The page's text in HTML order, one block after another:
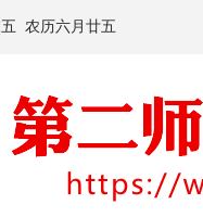
五 农历六月廿五